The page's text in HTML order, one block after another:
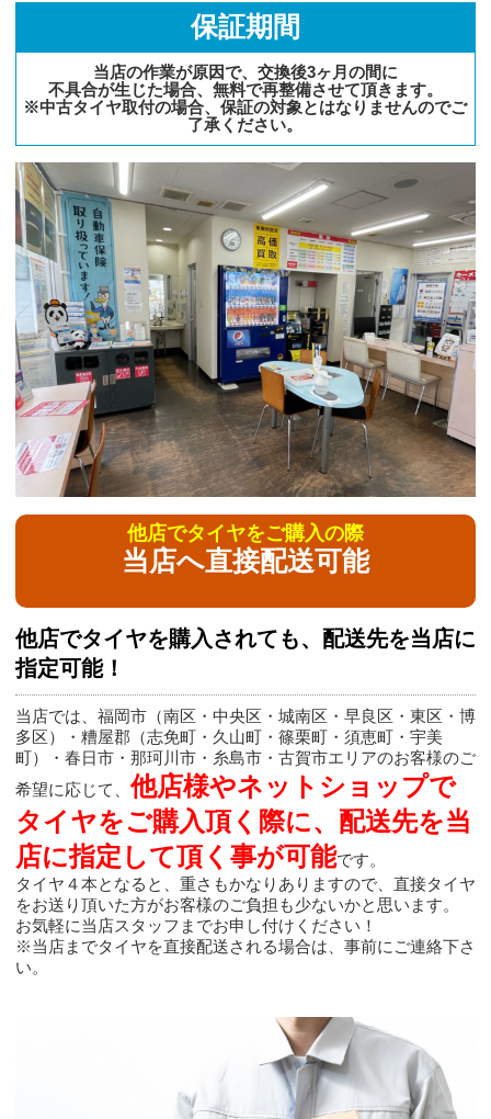
保証期間
当店の作業が原因で、交換後3ヶ月の間に
不具合が生じた場合、無料で再整備させて頂きます。
※中古タイヤ取付の場合、保証の対象とはなりませんのでご
了承ください。
他店でタイヤをご購入の際
当店へ直接配送可能
他店でタイヤを購入されても、配送先を当店に
指定可能！
当店では、福岡市（南区・中央区・城南区・早良区・東区・博
多区）・糟屋郡（志免町・久山町・篠栗町・須恵町・宇美
町）・春日市・那珂川市・糸島市・古賀市エリアのお客様のご
希望に応じて、他店様やネットショップで
タイヤをご購入頂く際に、配送先を当
店に指定して頂く事が可能です。
タイヤ４本となると、重さもかなりありますので、直接タイヤ
をお送り頂いた方がお客様のご負担も少ないかと思います。
お気軽に当店スタッフまでお申し付けください！
※当店までタイヤを直接配送される場合は、事前にご連絡下さ
い。